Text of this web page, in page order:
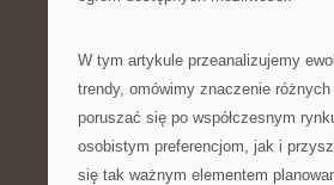
W tym artykule przeanalizujemy
trendy, omówimy znaczenie
poruszać się po współczesnym
osobistym preferencjom, jak i
się tak ważnym elementem